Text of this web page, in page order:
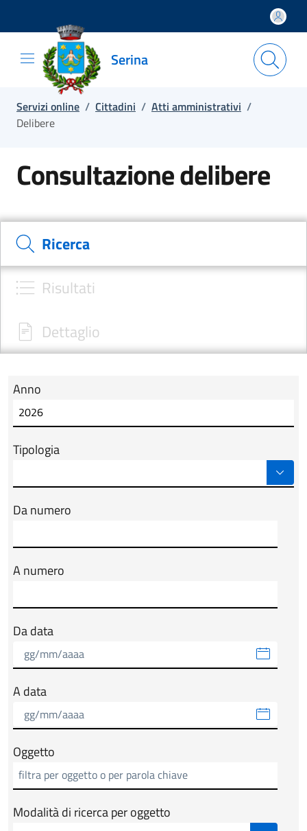
Salta e vai al contenuto
Salta e vai al footer
Serina
Servizi online / Cittadini / Atti amministrativi /
Delibere
Consultazione delibere
Cerca il documento e consulta il dettaglio
Ricerca
Risultati
Dettaglio
Modulo tab_ricerca_form
Anno
Tipologia
Da numero
A numero
Da data
A data
Oggetto
Modalità di ricerca per oggetto